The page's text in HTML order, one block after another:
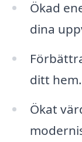
Ökad
dina
ditt hem.
Ökat